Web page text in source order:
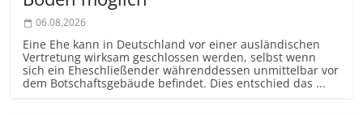
06.08.2026
Eine Ehe kann in Deutschland vor einer ausländischen
Vertretung wirksam geschlossen werden, selbst wenn
sich ein Eheschließender währenddessen unmittelbar vor
dem Botschaftsgebäude befindet. Dies entschied das ...